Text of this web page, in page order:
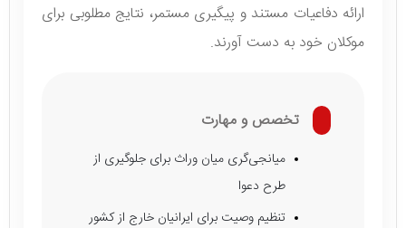
ارائه دفاعیات مستند و پیگیری مستمر، نتایج مطلوبی برای
موکلان خود به دست آورند.
تخصص و مهارت
میانجی‌گری میان وراث برای جلوگیری از
طرح دعوا
تنظیم وصیت برای ایرانیان خارج از کشور